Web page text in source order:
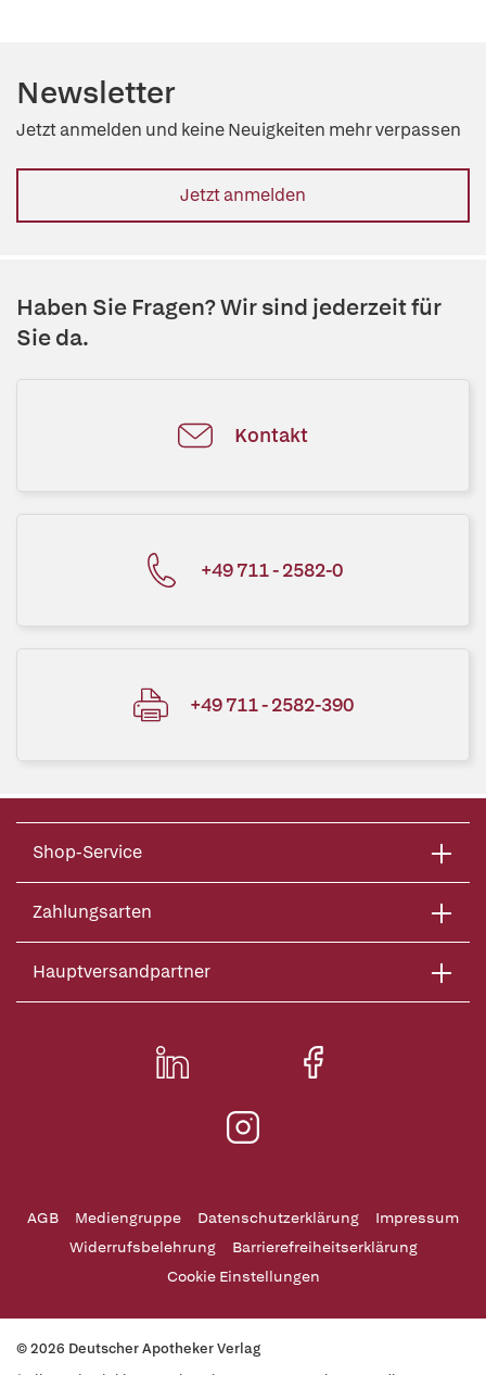
Newsletter
Jetzt anmelden und keine Neuigkeiten mehr verpassen
Jetzt anmelden
Haben Sie Fragen? Wir sind jederzeit für
Sie da.
Kontakt
+49 711 - 2582-0
+49 711 - 2582-390
Shop-Service
Zahlungsarten
Hauptversandpartner
AGB Mediengruppe Datenschutzerklärung
Impressum
Widerrufsbelehrung
Barrierefreiheitserklärung
Cookie Einstellungen
© 2026 Deutscher Apotheker Verlag